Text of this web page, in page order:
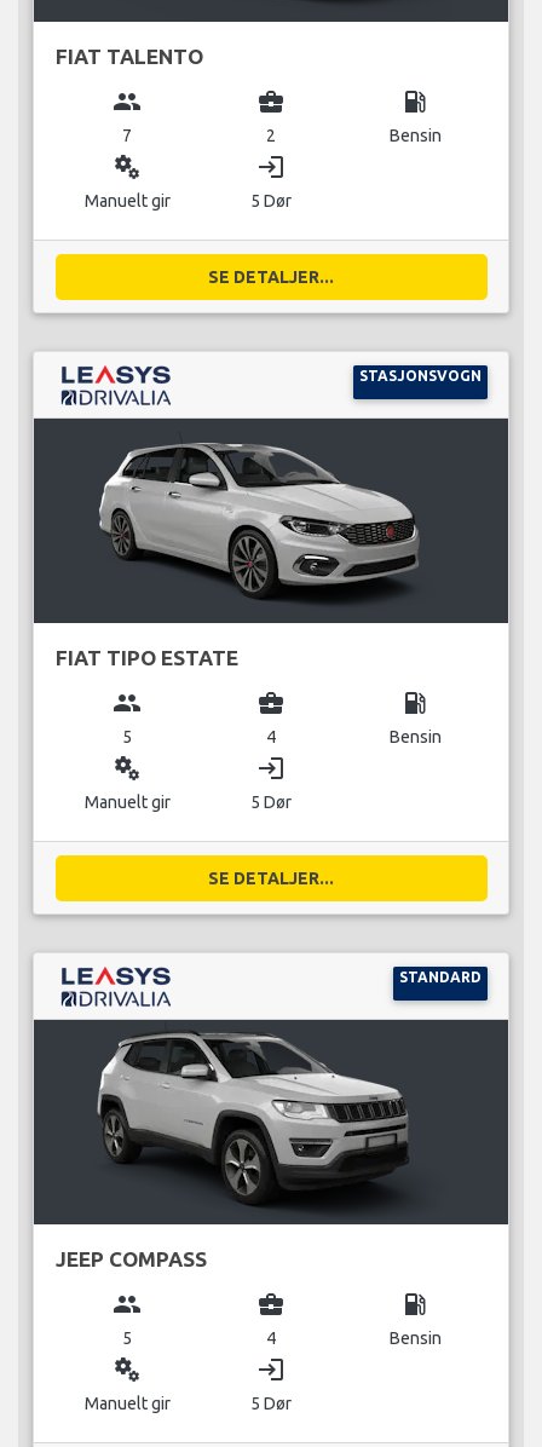
FIAT TALENTO
group
7
business_center
2
local_gas_station
Bensin
miscellaneous_services
Manuelt gir
login
5 Dør
SE DETALJER...
STASJONSVOGN
FIAT TIPO ESTATE
group
5
business_center
4
local_gas_station
Bensin
miscellaneous_services
Manuelt gir
login
5 Dør
SE DETALJER...
STANDARD
JEEP COMPASS
group
5
business_center
4
local_gas_station
Bensin
miscellaneous_services
Manuelt gir
login
5 Dør